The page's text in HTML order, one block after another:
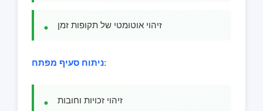
זיהוי אוטומטי של תקופות זמן
ניתוח סעיף מפתח:
זיהוי זכויות וחובות